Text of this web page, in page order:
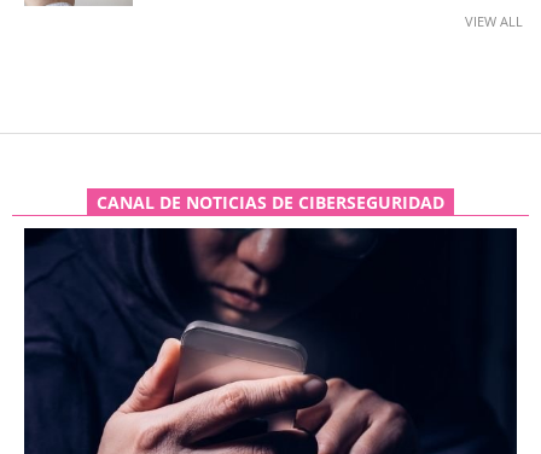
VIEW ALL
CANAL DE NOTICIAS DE CIBERSEGURIDAD